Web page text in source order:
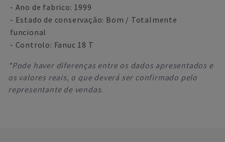
- Ano de fabrico: 1999
- Estado de conservação: Bom / Totalmente
funcional
- Controlo: Fanuc 18 T
*Pode haver diferenças entre os dados apresentados e
os valores reais, o que deverá ser confirmado pelo
representante de vendas.